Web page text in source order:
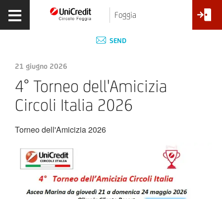
Foggia
SEND
21 giugno 2026
4° Torneo dell'Amicizia
Circoli Italia 2026
Torneo dell'Amicizia 2026